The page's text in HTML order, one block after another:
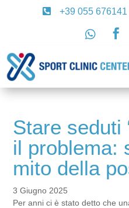
 +39 055 676141
 
Stare seduti
il problema:
mito della
3 Giugno 2025
Per anni ci è stato detto che